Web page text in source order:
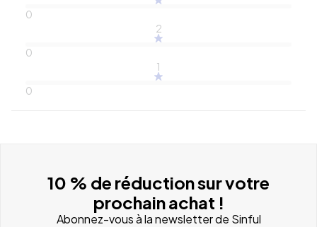
0
2
0
1
0
10 % de réduction sur votre
prochain achat !
Abonnez-vous à la newsletter de Sinful